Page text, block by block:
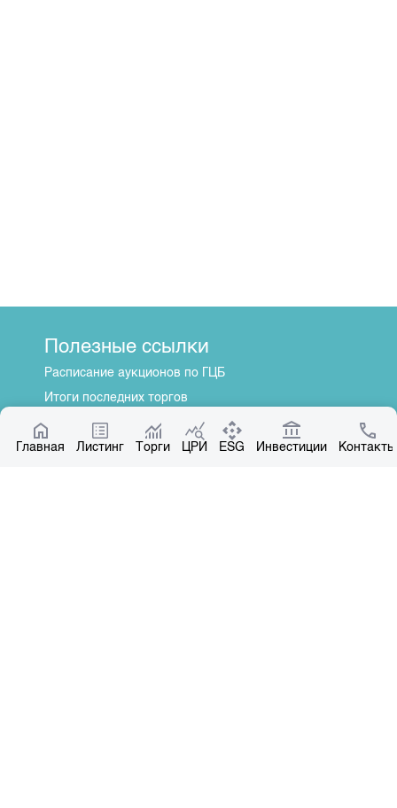
Главная Листинг Торги ЦРИ ESG Инвестиции Контакты
Полезные ссылки
Расписание аукционов по ГЦБ
Итоги последних торгов
Котировки по ЦБ
Центр раскрытия информации